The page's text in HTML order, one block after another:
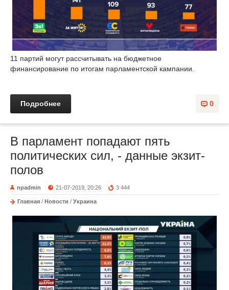
11 партий могут рассчитывать на бюджетное
финансирование по итогам парламентской кампании.
0
Подробнее
В парламент попадают пять
политических сил, - данные экзит-
полов
npadmin 21-07-2019, 20:26 3 444
Главная / Новости / Украина